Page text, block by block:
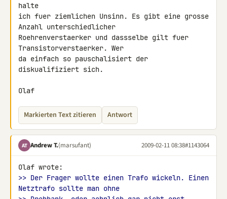
halte
ich fuer ziemlichen Unsinn. Es gibt eine grosse
Anzahl unterschiedlicher
Roehrenverstaerker und dassselbe gilt fuer
Transistorverstaerker. Wer
da einfach so pauschalisiert der
diskualifiziert sich.
Olaf
Markierten Text zitieren Antwort
AT Andrew T.(marsufant) 2009-02-11 08:38#1143064
>> Der Frager wollte einen Trafo wickeln. Einen
Netztrafo sollte man ohne